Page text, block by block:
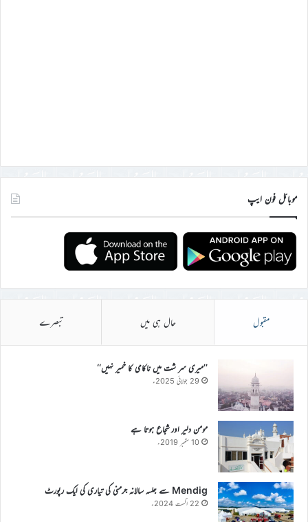
موبائل فون ایپ
مقبول حال ہی میں تبصرے
’’میری سر شت میں ناکامی کا خمیر نہیں‘‘
29 جولائی 2025ء
مومن دلیر اور شجاع ہوتا ہے
10 ستمبر 2019ء
Mendig سے جلسہ سالانہ جرمنی کی تیاری کی ایک رپورٹ
22 اگست 2024ء